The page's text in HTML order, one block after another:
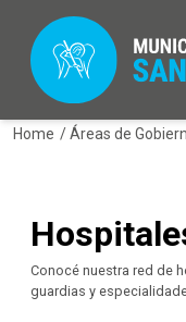
Home /Áreas de
Conocé nuestra red de
guardias y